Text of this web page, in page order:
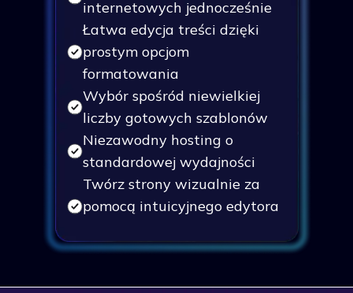
internetowych jednocześnie
Łatwa edycja treści dzięki
prostym opcjom
formatowania
Wybór spośród niewielkiej
liczby gotowych szablonów
Niezawodny hosting o
standardowej wydajności
Twórz strony wizualnie za
pomocą intuicyjnego edytora
Standardowe wsparcie